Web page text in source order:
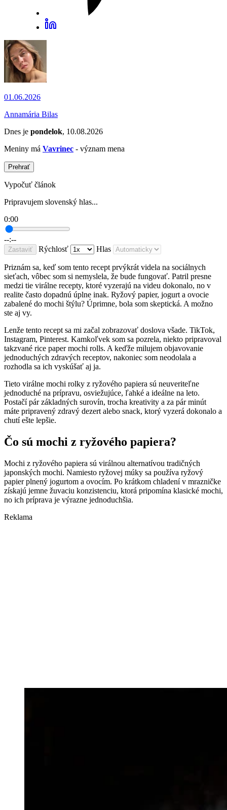
01.06.2026
Annamária Bilas
Dnes je pondelok, 10.08.2026
Meniny má Vavrinec - význam mena
Prehrať
Vypočuť článok
Pripravujem slovenský hlas...
0:00
--:--
Zastaviť Rýchlosť Hlas
Priznám sa, keď som tento recept prvýkrát videla na sociálnych
sieťach, vôbec som si nemyslela, že bude fungovať. Patril presne
medzi tie virálne recepty, ktoré vyzerajú na videu dokonalo, no v
realite často dopadnú úplne inak. Ryžový papier, jogurt a ovocie
zabalené do mochi štýlu? Úprimne, bola som skeptická. A možno
ste aj vy.
Lenže tento recept sa mi začal zobrazovať doslova všade. TikTok,
Instagram, Pinterest. Kamkoľvek som sa pozrela, niekto pripravoval
takzvané rice paper mochi rolls. A keďže milujem objavovanie
jednoduchých zdravých receptov, nakoniec som neodolala a
rozhodla sa ich vyskúšať aj ja.
Tieto virálne mochi rolky z ryžového papiera sú neuveriteľne
jednoduché na prípravu, osviežujúce, ľahké a ideálne na leto.
Postačí pár základných surovín, trocha kreativity a za pár minút
máte pripravený zdravý dezert alebo snack, ktorý vyzerá dokonalo a
chutí ešte lepšie.
Čo sú mochi z ryžového papiera?
Mochi z ryžového papiera sú virálnou alternatívou tradičných
japonských mochi. Namiesto ryžovej múky sa používa ryžový
papier plnený jogurtom a ovocím. Po krátkom chladení v mrazničke
získajú jemne žuvaciu konzistenciu, ktorá pripomína klasické mochi,
no ich príprava je výrazne jednoduchšia.
Reklama